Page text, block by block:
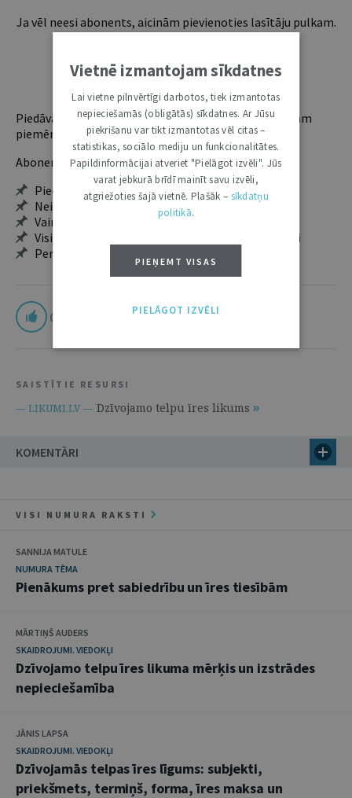
Ja vēl neesi abonents, aicinām pievienoties lasītāju pulkam.
Piedāvājam trīs abonementu veidus. Vienam lietotājam
piemērotākais ir "Mazais" (3, 6 un 12 mēnešiem).
Abonentu ieguvumi:
Pieeja jaunākajam izdevumam
Neierobežota pieeja arhīvam – 24 h/7 d.
Vairāk nekā 18 000 rakstu un 2000 autoru
Visi tematiskie numuri un ikgadējie grāmatžurnāli
Personalizētās iespējas – piezīmes, citāti, mapes
0
SAISTĪTIE RESURSI
— LIKUMI.LV — Dzīvojamo telpu īres likums
KOMENTĀRI
VISI NUMURA RAKSTI
SANNIJA MATULE
NUMURA TĒMA
Pienākums pret sabiedrību un īres tiesībām
MĀRTIŅŠ AUDERS
SKAIDROJUMI. VIEDOKĻI
Dzīvojamo telpu īres likuma mērķis un izstrādes
nepieciešamība
JĀNIS LAPSA
SKAIDROJUMI. VIEDOKĻI
Dzīvojamās telpas īres līgums: subjekti,
priekšmets, termiņš, forma, īres maksa un
Vietnē izmantojam sīkdatnes
Lai vietne pilnvērtīgi darbotos, tiek izmantotas
nepieciešamās (obligātās) sīkdatnes. Ar Jūsu
piekrišanu var tikt izmantotas vēl citas –
statistikas, sociālo mediju un funkcionalitātes.
Papildinformācijai atveriet "Pielāgot izvēli". Jūs
varat jebkurā brīdī mainīt savu izvēli,
atgriežoties šajā vietnē. Plašāk – sīkdatņu
politikā.
PIEŅEMT VISAS
PIELĀGOT IZVĒLI